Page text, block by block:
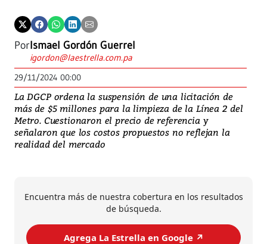
PorIsmael Gordón Guerrel
igordon@laestrella.com.pa
29/11/2024 00:00
La DGCP ordena la suspensión de una licitación de
más de $5 millones para la limpieza de la Línea 2 del
Metro. Cuestionaron el precio de referencia y
señalaron que los costos propuestos no reflejan la
realidad del mercado
Encuentra más de nuestra cobertura en los resultados
de búsqueda.
Agrega La Estrella en Google ↗️